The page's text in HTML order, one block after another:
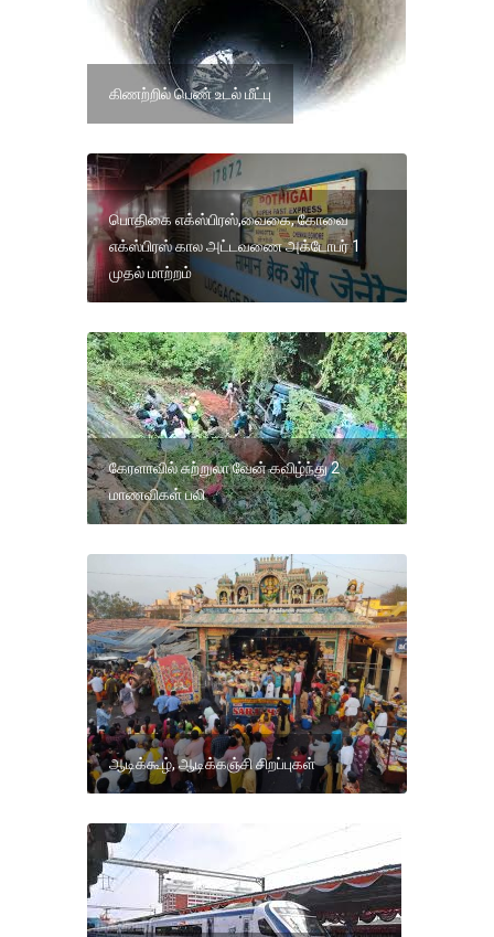
கிணற்றில் பெண் உடல் மீட்பு
பொதிகை எக்ஸ்பிரஸ்,வைகை, கோவை
எக்ஸ்பிரஸ் கால அட்டவணை அக்டோபர் 1
முதல் மாற்றம்
கேரளாவில் சுற்றுலா வேன் கவிழ்ந்து 2
மாணவிகள் பலி
ஆடிக்கூழ், ஆடிக்கஞ்சி சிறப்புகள்